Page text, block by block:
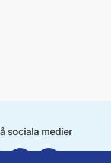
sociala medier
LinkedinYoutube